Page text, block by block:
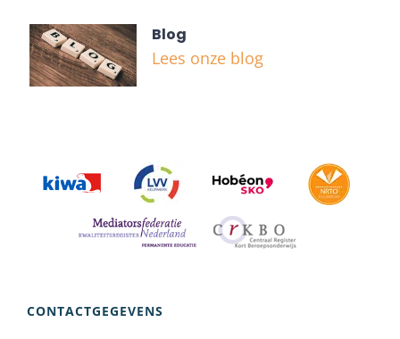
Blog
Lees onze blog
CONTACTGEGEVENS